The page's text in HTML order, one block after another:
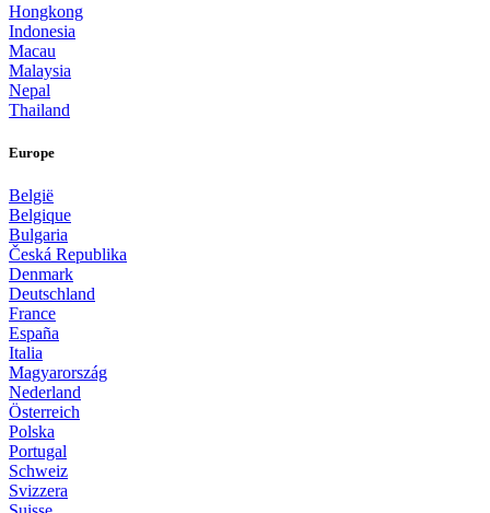
Hongkong
Indonesia
Macau
Malaysia
Nepal
Thailand
Europe
België
Belgique
Bulgaria
Česká Republika
Denmark
Deutschland
France
España
Italia
Magyarország
Nederland
Österreich
Polska
Portugal
Schweiz
Svizzera